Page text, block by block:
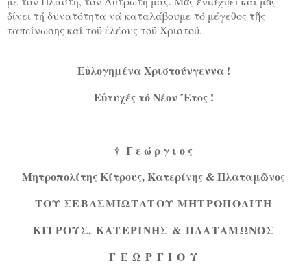
δίνει τή δυνατότητα νά καταλάβουμε τό μέγεθος τῆς
ταπείνωσης καί τοῦ ἐλέους τοῦ Χριστοῦ.
Εὐλογημένα Χριστούνγεννα !
Εὐτυχές τό Νέον Ἔτος !
† Γ ε ώ ρ γ ι ο ς
Μητροπολίτης Κίτρους, Κατερίνης & Πλαταμῶνος
ΤΟΥ ΣΕΒΑΣΜΙΩΤΑΤΟΥ ΜΗΤΡΟΠΟΛΙΤΗ
ΚΙΤΡΟΥΣ, ΚΑΤΕΡΙΝΗΣ & ΠΛΑΤΑΜΩΝΟΣ
Γ Ε Ω Ρ Γ Ι Ο Υ